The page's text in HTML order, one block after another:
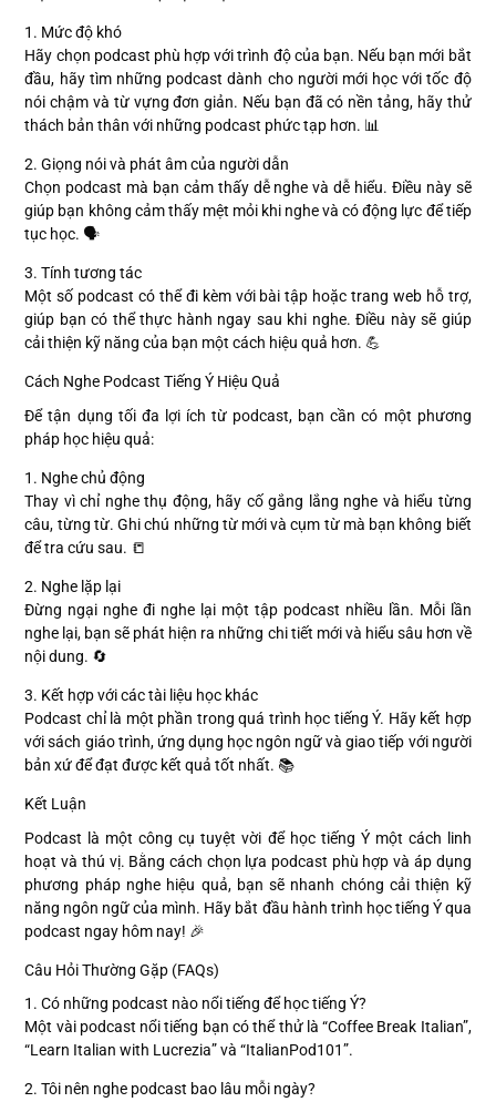
1. Mức độ khó
Hãy chọn podcast phù hợp với trình độ của bạn. Nếu bạn mới bắt
đầu, hãy tìm những podcast dành cho người mới học với tốc độ
nói chậm và từ vựng đơn giản. Nếu bạn đã có nền tảng, hãy thử
thách bản thân với những podcast phức tạp hơn. 📊
2. Giọng nói và phát âm của người dẫn
Chọn podcast mà bạn cảm thấy dễ nghe và dễ hiểu. Điều này sẽ
giúp bạn không cảm thấy mệt mỏi khi nghe và có động lực để tiếp
tục học. 🗣️
3. Tính tương tác
Một số podcast có thể đi kèm với bài tập hoặc trang web hỗ trợ,
giúp bạn có thể thực hành ngay sau khi nghe. Điều này sẽ giúp
cải thiện kỹ năng của bạn một cách hiệu quả hơn. 💪
Cách Nghe Podcast Tiếng Ý Hiệu Quả
Để tận dụng tối đa lợi ích từ podcast, bạn cần có một phương
pháp học hiệu quả:
1. Nghe chủ động
Thay vì chỉ nghe thụ động, hãy cố gắng lắng nghe và hiểu từng
câu, từng từ. Ghi chú những từ mới và cụm từ mà bạn không biết
để tra cứu sau. 📒
2. Nghe lặp lại
Đừng ngại nghe đi nghe lại một tập podcast nhiều lần. Mỗi lần
nghe lại, bạn sẽ phát hiện ra những chi tiết mới và hiểu sâu hơn về
nội dung. 🔄
3. Kết hợp với các tài liệu học khác
Podcast chỉ là một phần trong quá trình học tiếng Ý. Hãy kết hợp
với sách giáo trình, ứng dụng học ngôn ngữ và giao tiếp với người
bản xứ để đạt được kết quả tốt nhất. 📚
Kết Luận
Podcast là một công cụ tuyệt vời để học tiếng Ý một cách linh
hoạt và thú vị. Bằng cách chọn lựa podcast phù hợp và áp dụng
phương pháp nghe hiệu quả, bạn sẽ nhanh chóng cải thiện kỹ
năng ngôn ngữ của mình. Hãy bắt đầu hành trình học tiếng Ý qua
podcast ngay hôm nay! 🎉
Câu Hỏi Thường Gặp (FAQs)
1. Có những podcast nào nổi tiếng để học tiếng Ý?
Một vài podcast nổi tiếng bạn có thể thử là “Coffee Break Italian”,
“Learn Italian with Lucrezia” và “ItalianPod101”.
2. Tôi nên nghe podcast bao lâu mỗi ngày?